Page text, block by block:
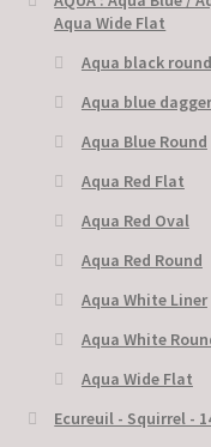
Aqua Wide Flat
Aqua black round
Aqua blue dagger
Aqua Blue Round
Aqua Red Flat
Aqua Red Oval
Aqua Red Round
Aqua White Liner
Aqua White
Aqua Wide Flat
Ecureuil - Squirrel -